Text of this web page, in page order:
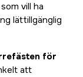
vill ha
lättillgänglig
för
att